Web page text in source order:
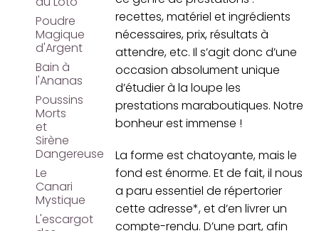
Poudre
Magique
d'Argent
Bain à
l'Ananas
Poussins
Morts
et
Sirène
Dangereuse
Le
Canari
Mystique
L'escargot
recettes, matériel et ingrédients
nécessaires, prix, résultats à
attendre, etc. Il s’agit donc d’une
occasion absolument unique
d’étudier à la loupe les
prestations maraboutiques. Notre
bonheur est immense !
La forme est chatoyante, mais le
fond est énorme. Et de fait, il nous
a paru essentiel de répertorier
cette adresse*, et d’en livrer un
compte-rendu. D’une part, afin